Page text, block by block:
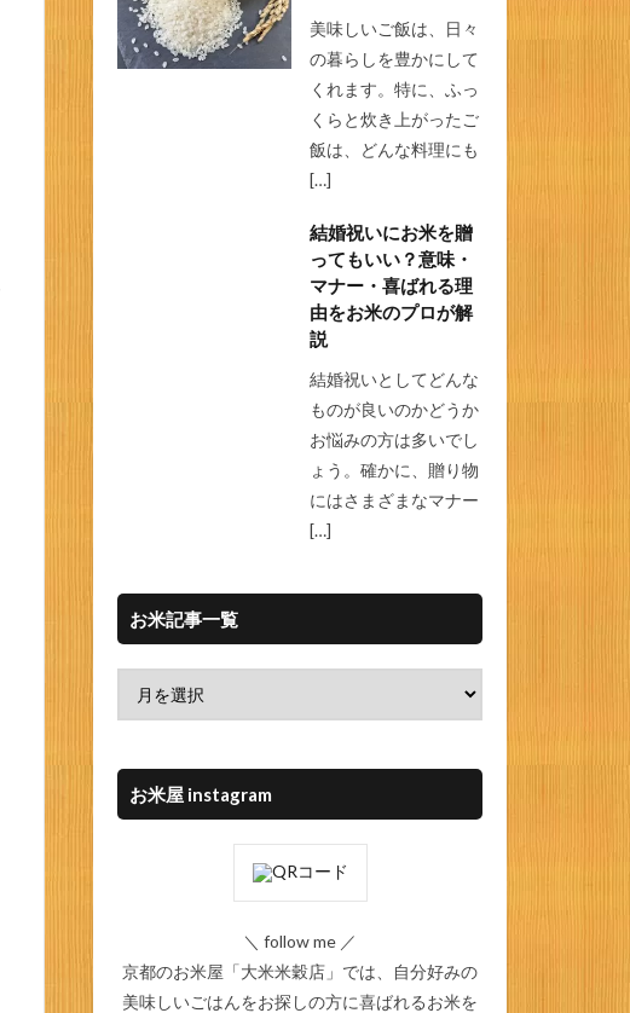
美味しいご飯は、日々
の暮らしを豊かにして
くれます。特に、ふっ
くらと炊き上がったご
飯は、どんな料理にも
[…]
結婚祝いにお米を贈
ってもいい？意味・
マナー・喜ばれる理
由をお米のプロが解
説
結婚祝いとしてどんな
ものが良いのかどうか
お悩みの方は多いでし
ょう。確かに、贈り物
にはさまざまなマナー
[…]
お米記事一覧
お米屋 instagram
＼ follow me ／
京都のお米屋「大米米穀店」では、自分好みの
美味しいごはんをお探しの方に喜ばれるお米を